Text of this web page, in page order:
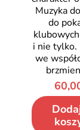
Muzyka
do
i nie tylko.
we